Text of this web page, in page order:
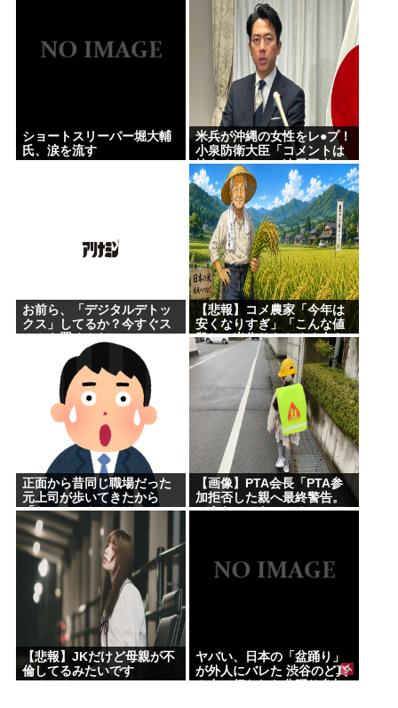
ショートスリーパー堀大輔
氏、涙を流す
米兵が沖縄の女性をレ●プ！
小泉防衛大臣「コメントは
控える」ニュー速愛国者
「辺野古！」
お前ら、「デジタルデトッ
クス」してるか？今すぐス
マホを置くんだ。
【悲報】コメ農家「今年は
安くなりすぎ」「こんな値
段じゃ米作りをやめる人も
多くなるんじゃないかな?」
正面から昔同じ職場だった
元上司が歩いてきたから
「お～！こんにちは！」っ
て声かけたんや
【画像】PTA会長「PTA参
加拒否した親へ最終警告。
こうなってもいい？」⇒！
【悲報】JKだけど母親が不
倫してるみたいです
ヤバい、日本の「盆踊り」
が外人にバレた 渋谷のど真